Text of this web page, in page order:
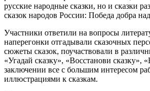
русские народные сказки, но и сказки
сказок народов России: Победа добра
Участники ответили на вопросы
наперегонки отгадывали сказочных
сюжеты сказок, поучаствовали в
«Угадай сказку», «Восстанови сказку»,
заключении все с большим интересом
иллюстрациями к сказкам.